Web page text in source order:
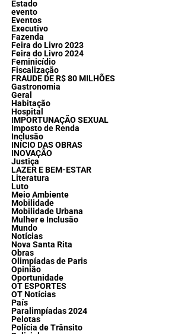
Estado
evento
Eventos
Executivo
Fazenda
Feira do Livro 2023
Feira do Livro 2024
Feminicídio
Fiscalização
FRAUDE DE R$ 80 MILHÕES
Gastronomia
Geral
Habitação
Hospital
IMPORTUNAÇÃO SEXUAL
Imposto de Renda
Inclusão
INÍCIO DAS OBRAS
INOVAÇÃO
Justiça
LAZER E BEM-ESTAR
Literatura
Luto
Meio Ambiente
Mobilidade
Mobilidade Urbana
Mulher e Inclusão
Mundo
Notícias
Nova Santa Rita
Obras
Olimpíadas de Paris
Opinião
Oportunidade
OT ESPORTES
OT Notícias
País
Paralimpíadas 2024
Pelotas
Polícia de Trânsito